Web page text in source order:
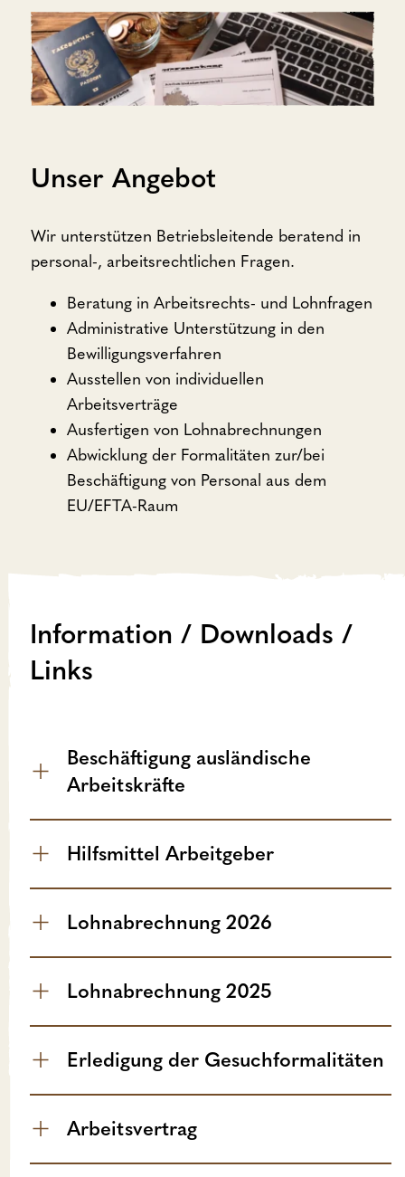
Unser Angebot
Wir unterstützen Betriebsleitende beratend in
personal-, arbeitsrechtlichen Fragen.
Beratung in Arbeitsrechts- und Lohnfragen
Administrative Unterstützung in den
Bewilligungsverfahren
Ausstellen von individuellen
Arbeitsverträge
Ausfertigen von Lohnabrechnungen
Abwicklung der Formalitäten zur/bei
Beschäftigung von Personal aus dem
EU/EFTA-Raum
Information / Downloads /
Links
Beschäftigung ausländische
Arbeitskräfte
Hilfsmittel Arbeitgeber
Lohnabrechnung 2026
Lohnabrechnung 2025
Erledigung der Gesuchformalitäten
Arbeitsvertrag